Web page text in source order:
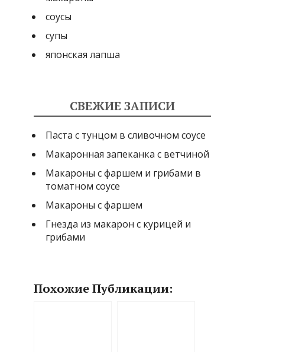
соусы
супы
японская лапша
СВЕЖИЕ ЗАПИСИ
Паста с тунцом в сливочном соусе
Макаронная запеканка с ветчиной
Макароны с фаршем и грибами в
томатном соусе
Макароны с фаршем
Гнезда из макарон с курицей и
грибами
Похожие Публикации: